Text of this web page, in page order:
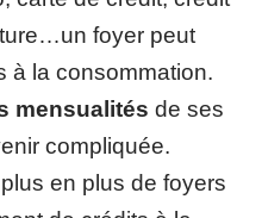
foyer peut
à la consommation.
mensualités de ses
compliquée.
en plus de foyers